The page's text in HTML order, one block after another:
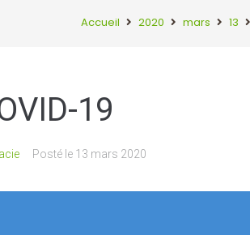
Accueil 2020 mars 13
19
Posté le 13 mars 2020